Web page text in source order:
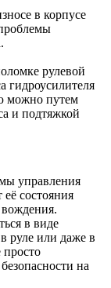
в корпусе
рулевой
гидроусилителя
можно путем
и подтяжкой
управления
состояния
в виде
руле или даже в
просто
на